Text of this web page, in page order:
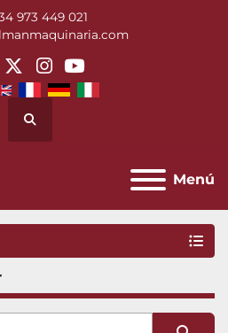
973 449 021
twitterinstagram
youtube
Buscar
Menú